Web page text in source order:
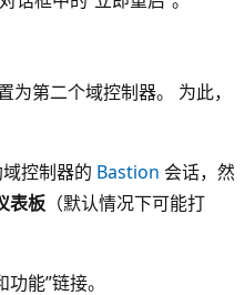
第二个域控制器。 为此，
控制器的 Bastion 会话，然
表板 （默认情况下可能打
能”链接。